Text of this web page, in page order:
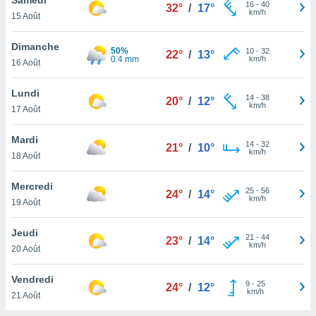
et
»,
au
vous
qu'ils
ou
le
ainsi
un
la
du
15 Août
32° / 17° 16- 40
km/h
Dimanche
16 Août
50%
0.4 mm
22° / 13° 10- 32
km/h
Lundi
17 Août
20° / 12° 14- 38
km/h
Mardi
18 Août
21° / 10° 14- 32
km/h
Mercredi
19 Août
24° / 14° 25- 56
km/h
Jeudi
20 Août
23° / 14° 21 - 44
km/h
Vendredi
21 Août
24° / 12° 9- 25
km/h